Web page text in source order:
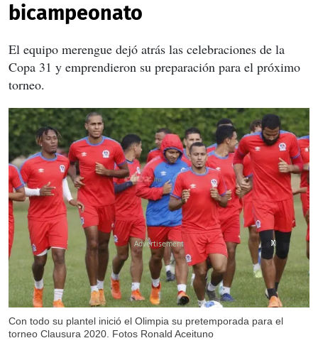
bicampeonato
El equipo merengue dejó atrás las celebraciones de la
Copa 31 y emprendieron su preparación para el próximo
torneo.
Con todo su plantel inició el Olimpia su pretemporada para el
torneo Clausura 2020. Fotos Ronald Aceituno
X
X
X